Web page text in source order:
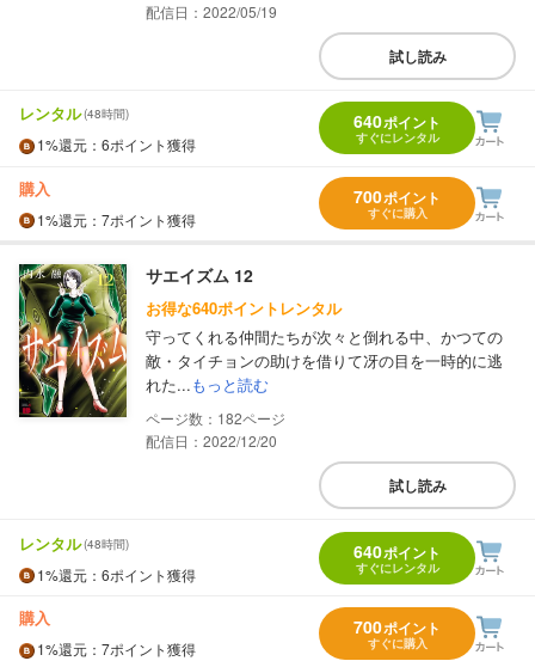
配信日：2022/05/19
試し読み
レンタル(48時間)
1%還元 ：6ポイント獲得
640ポイント
すぐにレンタル
購入
1%還元 ：7ポイント獲得
700ポイント
すぐに購入
サエイズム 12
お得な640ポイントレンタル
守ってくれる仲間たちが次々と倒れる中、かつての
敵・タイチョンの助けを借りて冴の目を一時的に逃
れた...もっと読む
182
配信日：2022/12/20
試し読み
レンタル(48時間)
1%還元 ：6ポイント獲得
640ポイント
すぐにレンタル
購入
1%還元 ：7ポイント獲得
700ポイント
すぐに購入